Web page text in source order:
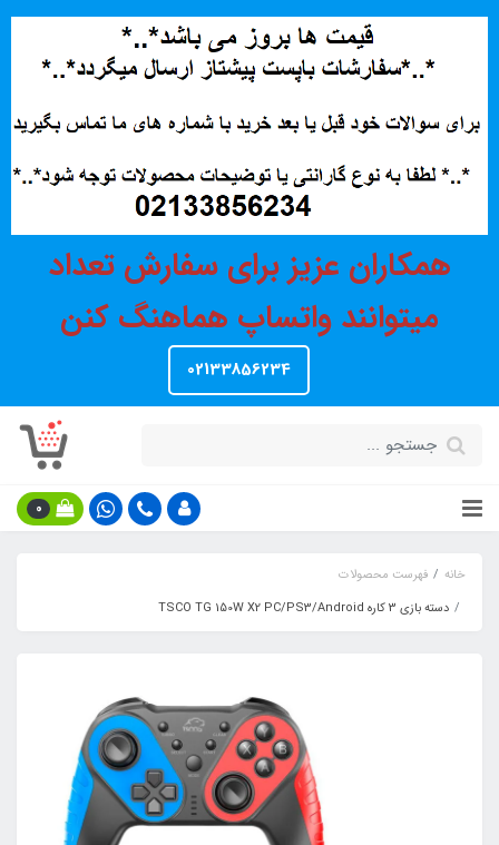
همکاران عزیز برای سفارش تعداد
میتوانند واتساپ هماهنگ کنن
02133856234
0
خانه
فهرست محصولات
دسته بازی 3 کاره TSCO TG 150W X2 PC/PS3/Android